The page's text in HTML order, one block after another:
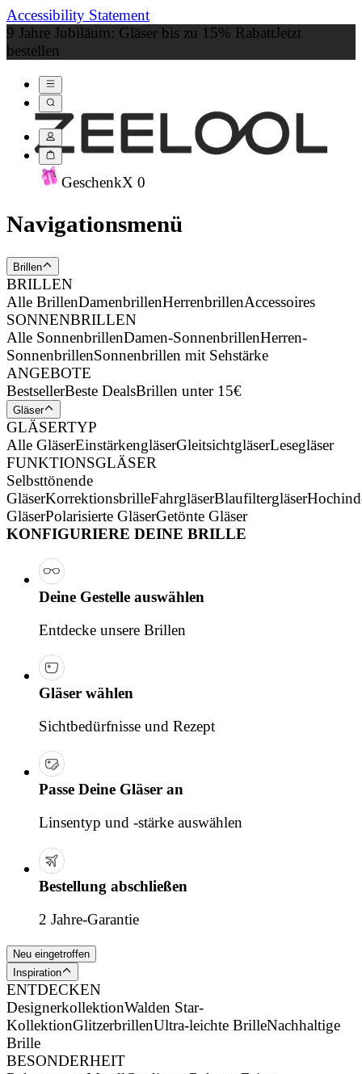
Accessibility Statement
9 Jahre Jubiläum: Gläser bis zu 15% RabattJetzt
bestellen
GeschenkX 0
Navigationsmenü
Brillen
BRILLEN
Alle BrillenDamenbrillenHerrenbrillenAccessoires
SONNENBRILLEN
Alle SonnenbrillenDamen-SonnenbrillenHerren-
SonnenbrillenSonnenbrillen mit Sehstärke
ANGEBOTE
BestsellerBeste DealsBrillen unter 15€
Gläser
GLÄSERTYP
Alle GläserEinstärkengläserGleitsichtgläserLesegläser
FUNKTIONSGLÄSER
Selbsttönende
GläserKorrektionsbrilleFahrgläserBlaufiltergläser
GläserPolarisierte GläserGetönte Gläser
KONFIGURIERE DEINE BRILLE
Deine Gestelle auswählen
Entdecke unsere Brillen
Gläser wählen
Sichtbedürfnisse und Rezept
Passe Deine Gläser an
Linsentyp und -stärke auswählen
Bestellung abschließen
2 Jahre-Garantie
Neu eingetroffen
Inspiration
ENTDECKEN
DesignerkollektionWalden Star-
KollektionGlitzerbrillenUltra-leichte BrilleNachhaltige
Brille
BESONDERHEIT